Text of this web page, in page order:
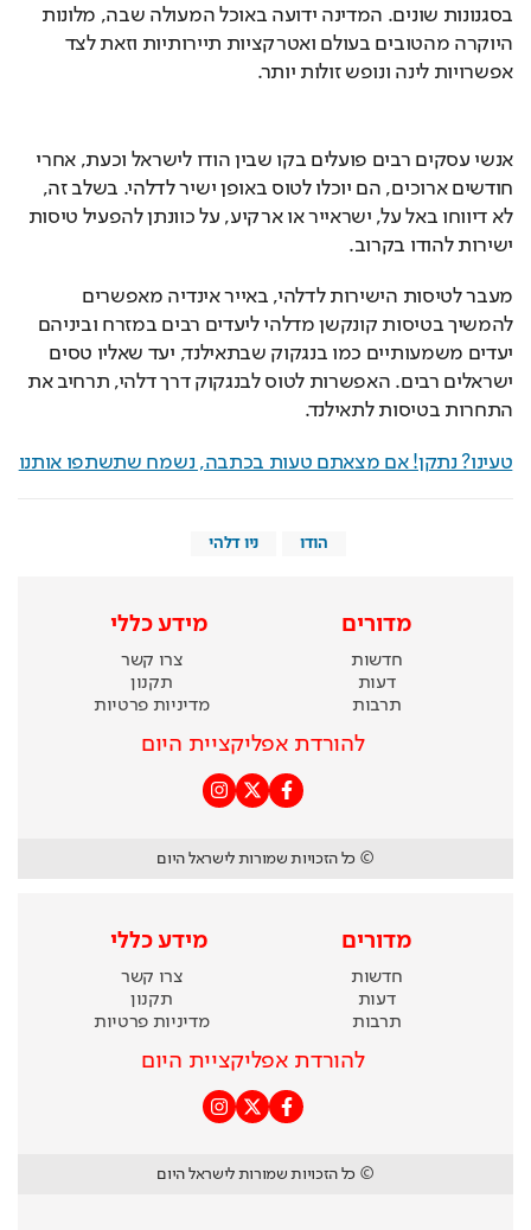
אפשרויות לינה ונופש זולות יותר.
ישירות להודו בקרוב.
התחרות בטיסות לתאילנד.
טעינו? נתקן! אם מצאתם טעות בכתבה, נשמח שתשתפו אותנו
הודו ניו דלהי
מדורים
חדשות
דעות
תרבות
מידע כללי
צרו קשר
תקנון
מדיניות פרטיות
להורדת אפליקציית היום
© כל הזכויות שמורות לישראל היום
מדורים
חדשות
דעות
תרבות
מידע כללי
צרו קשר
תקנון
מדיניות פרטיות
להורדת אפליקציית היום
© כל הזכויות שמורות לישראל היום